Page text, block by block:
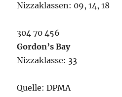
Nizzaklassen: 09, 14, 18
304 70 456
Gordon’s Bay
Nizzaklasse: 33
Quelle: DPMA